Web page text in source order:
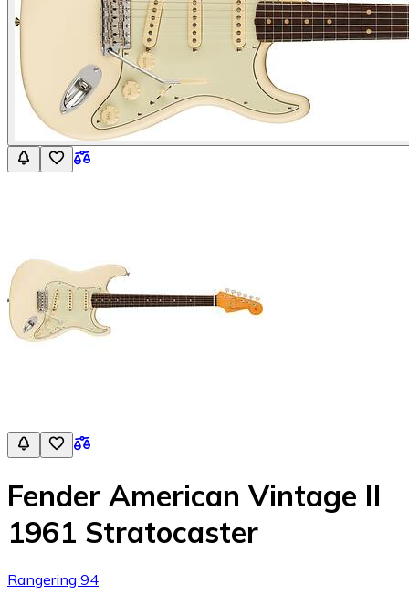
Fender American Vintage II
1961 Stratocaster
Rangering 94